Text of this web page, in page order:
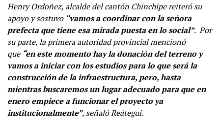
Henry Ordoñez, alcalde del cantón Chinchipe reiteró su
apoyo y sostuvo “vamos a coordinar con la señora
prefecta que tiene esa mirada puesta en lo social”. Por
su parte, la primera autoridad provincial mencionó
que “en este momento hay la donación del terreno y
vamos a iniciar con los estudios para lo que será la
construcción de la infraestructura, pero, hasta
mientras buscaremos un lugar adecuado para que en
enero empiece a funcionar el proyecto ya
institucionalmente”, señaló Reátegui.